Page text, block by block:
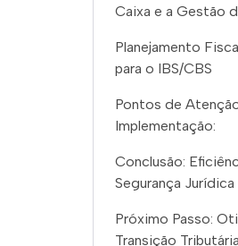
Caixa e a Gestão
Planejamento
para o IBS/CBS
Pontos de
Implementação:
Conclusão:
Segurança Jurídica
Próximo Passo:
Transição Tributária